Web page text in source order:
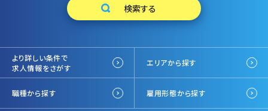
より詳しい条件で
求人情報をさがす
エリアから探す
職種から探す 雇用形態から探す